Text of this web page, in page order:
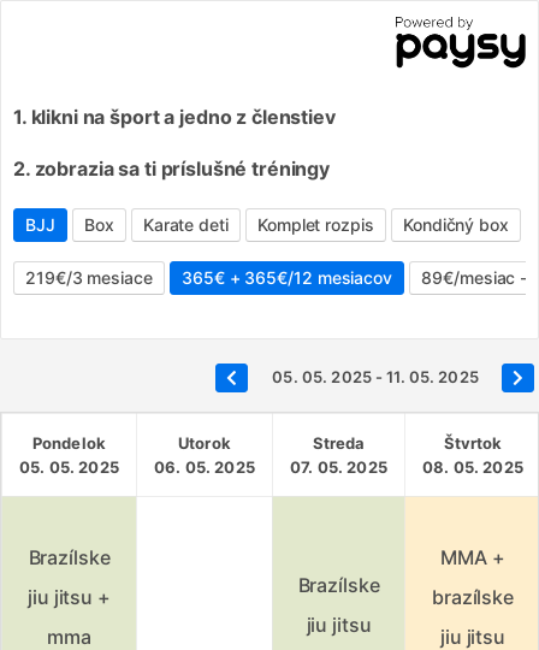
1. klikni na šport a jedno z členstiev
2. zobrazia sa ti príslušné tréningy
BJJ Box Karate deti Komplet rozpis Kondičný box
219€/3 mesiace 365€ + 365€/12 mesiacov 89€/mesiac -
05. 05. 2025 - 11. 05. 2025
Pondelok
05. 05. 2025
Utorok
06. 05. 2025
Streda
07. 05. 2025
Štvrtok
08. 05. 2025
Brazílske
jiu jitsu +
mma
Brazílske
jiu jitsu
MMA +
brazílske
jiu jitsu